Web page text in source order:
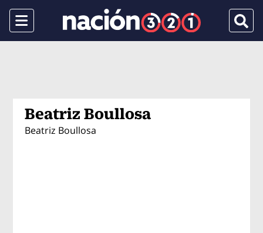
Menu
Beatriz Boullosa
Beatriz Boullosa